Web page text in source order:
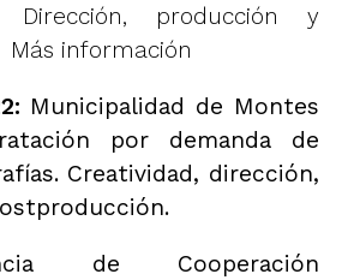
Dirección, producción y
Más información
Municipalidad de Montes
por demanda de
Creatividad, dirección,
de Cooperación